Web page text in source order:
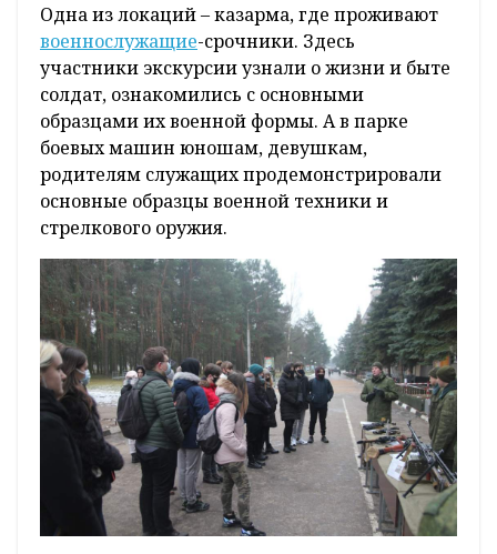
Одна из локаций – казарма, где проживают
военнослужащие-срочники. Здесь
участники экскурсии узнали о жизни и быте
солдат, ознакомились с основными
образцами их военной формы. А в парке
боевых машин юношам, девушкам,
родителям служащих продемонстрировали
основные образцы военной техники и
стрелкового оружия.